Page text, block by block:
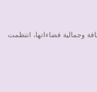
وجمالية فضاءاتها، انتظمت